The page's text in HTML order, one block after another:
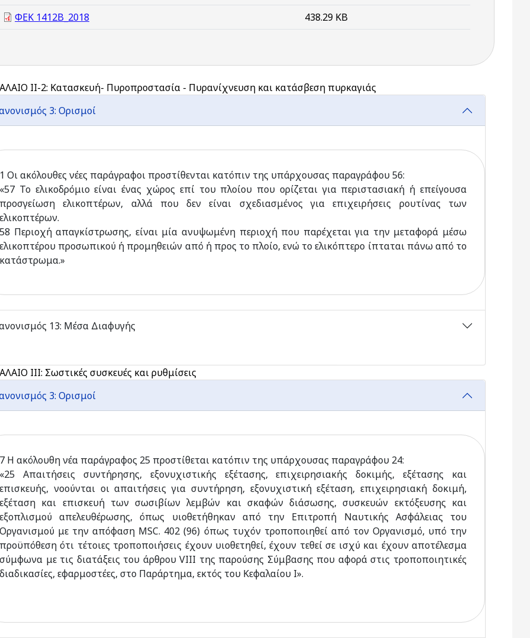
ΦΕΚ 1412Β_2018 438.29 KB
ΙΙ-2: Κατασκευή- Πυροπροστασία - Πυρανίχνευση και κατάσβεση πυρκαγιάς
3: Ορισμοί
1 Οι ακόλουθες νέες παράγραφοι προστίθενται κατόπιν της υπάρχουσας παραγράφου 56:
«57 Το ελικοδρόμιο είναι ένας χώρος επί του πλοίου που ορίζεται για περιστασιακή ή επείγουσα
προσγείωση ελικοπτέρων, αλλά που δεν είναι σχεδιασμένος για επιχειρήσεις ρουτίνας των
ελικοπτέρων.
58 Περιοχή απαγκίστρωσης, είναι μία ανυψωμένη περιοχή που παρέχεται για την μεταφορά μέσω
ελικοπτέρου προσωπικού ή προμηθειών από ή προς το πλοίο, ενώ το ελικόπτερο ίπταται πάνω από το
κατάστρωμα.»
13: Μέσα Διαφυγής
ΙΙΙ: Σωστικές συσκευές και ρυθμίσεις
3: Ορισμοί
7 Η ακόλουθη νέα παράγραφος 25 προστίθεται κατόπιν της υπάρχουσας παραγράφου 24:
«25 Απαιτήσεις συντήρησης, εξονυχιστικής εξέτασης, επιχειρησιακής δοκιμής, εξέτασης και
επισκευής, νοούνται οι απαιτήσεις για συντήρηση, εξονυχιστική εξέταση, επιχειρησιακή δοκιμή,
εξέταση και επισκευή των σωσιβίων λεμβών και σκαφών διάσωσης, συσκευών εκτόξευσης και
εξοπλισμού απελευθέρωσης, όπως υιοθετήθηκαν από την Επιτροπή Ναυτικής Ασφάλειας του
Οργανισμού με την απόφαση MSC. 402 (96) όπως τυχόν τροποποιηθεί από τον Οργανισμό, υπό την
προϋπόθεση ότι τέτοιες τροποποιήσεις έχουν υιοθετηθεί, έχουν τεθεί σε ισχύ και έχουν αποτέλεσμα
σύμφωνα με τις διατάξεις του άρθρου VIII της παρούσης Σύμβασης που αφορά στις τροποποιητικές
διαδικασίες, εφαρμοστέες, στο Παράρτημα, εκτός του Κεφαλαίου Ι».